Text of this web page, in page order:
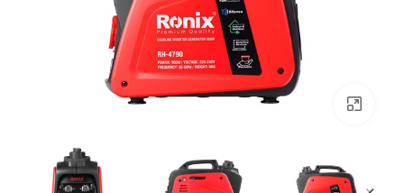
بزرگنمایی تصویر